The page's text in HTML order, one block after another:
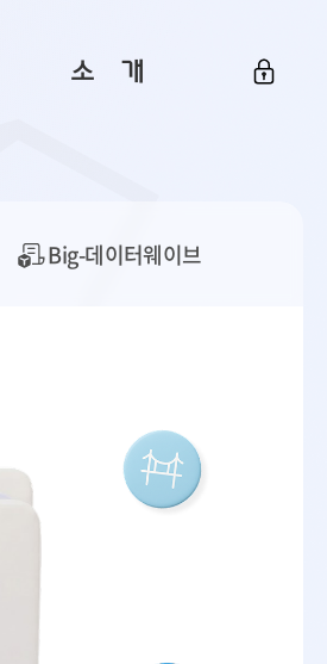
소ㅤ개
Big 월간뉴스
Big-데이터웨이브